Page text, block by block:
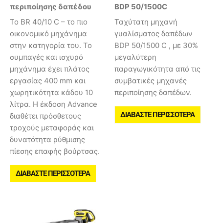
περιποίησης δαπέδου
Το BR 40/10 C – το πιο
οικονομικό μηχάνημα
στην κατηγορία του. Το
συμπαγές και ισχυρό
μηχάνημα έχει πλάτος
εργασίας 400 mm και
χωρητικότητα κάδου 10
λίτρα. Η έκδοση Advance
διαθέτει πρόσθετους
τροχούς μεταφοράς και
δυνατότητα ρύθμισης
πίεσης επαφής βούρτσας.
ΔΙΑΒΆΣΤΕ ΠΕΡΙΣΣΌΤΕΡΑ
BDP 50/1500C
Ταχύτατη μηχανή
γυαλίσματος δαπέδων
BDP 50/1500 C , με 30%
μεγαλύτερη
παραγωγικότητα από τις
συμβατικές μηχανές
περιποίησης δαπέδων.
ΔΙΑΒΆΣΤΕ ΠΕΡΙΣΣΌΤΕΡΑ